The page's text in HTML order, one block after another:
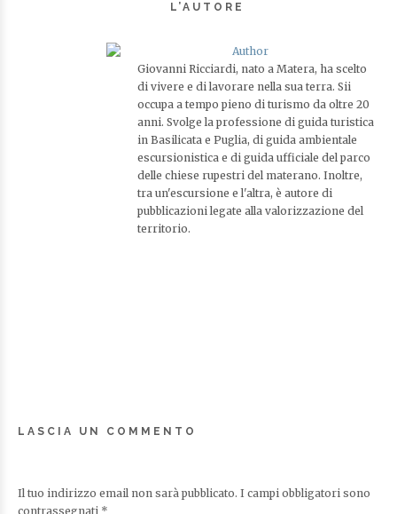
L’AUTORE
Giovanni Ricciardi, nato a Matera, ha scelto
di vivere e di lavorare nella sua terra. Sii
occupa a tempo pieno di turismo da oltre 20
anni. Svolge la professione di guida turistica
in Basilicata e Puglia, di guida ambientale
escursionistica e di guida ufficiale del parco
delle chiese rupestri del materano. Inoltre,
tra un'escursione e l'altra, è autore di
pubblicazioni legate alla valorizzazione del
territorio.
LASCIA UN COMMENTO
Il tuo indirizzo email non sarà pubblicato. I campi obbligatori sono
contrassegnati *